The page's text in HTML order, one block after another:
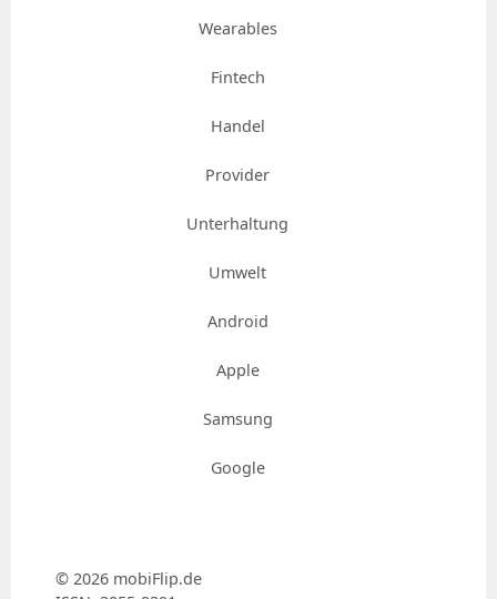
Wearables
Fintech
Handel
Provider
Unterhaltung
Umwelt
Android
Apple
Samsung
Google
© 2026 mobiFlip.de